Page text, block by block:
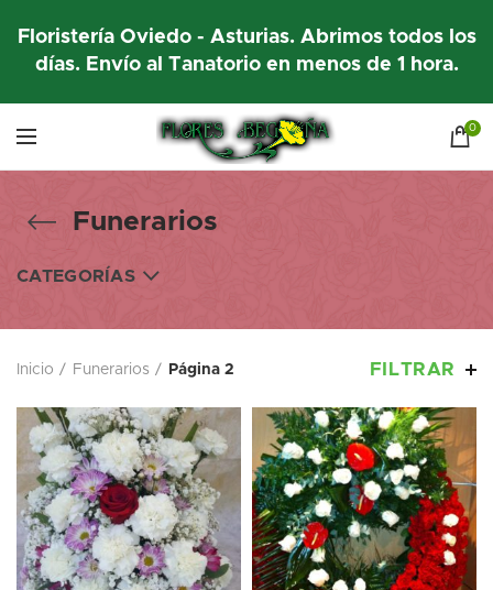
Floristería Oviedo - Asturias. Abrimos todos los
días. Envío al Tanatorio en menos de 1 hora.
0
Funerarios
CATEGORÍAS
Inicio Funerarios Página 2 FILTRAR